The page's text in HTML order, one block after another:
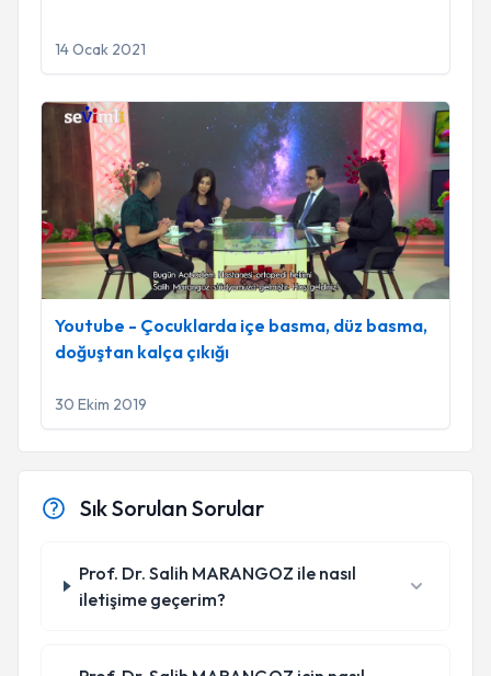
14 Ocak 2021
Youtube - Çocuklarda içe basma, düz basma, doğuştan kalça
Youtube - Çocuklarda içe basma, düz basma,
doğuştan kalça çıkığı
30 Ekim 2019
Sık Sorulan Sorular
Prof. Dr. Salih MARANGOZ ile nasıl
iletişime geçerim?